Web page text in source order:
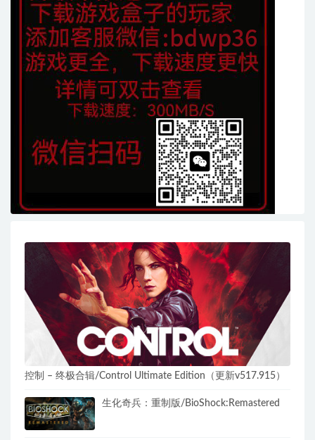
控制 – 终极合辑/Control Ultimate Edition（更新v517.915）
生化奇兵：重制版/BioShock:Remastered